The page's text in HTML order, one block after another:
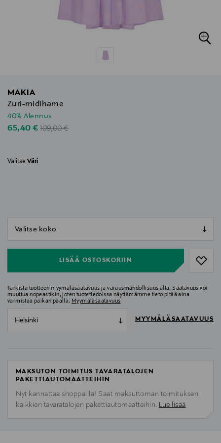
MAKIA
Zuri-midihame
40% Alennus
Discounted Price
65,40 €Original Price
109,00 €
Valitse Väri
LISÄÄ OSTOSKORIIN
Tarkista tuotteen myymäläsaatavuus ja varausmahdollisuus alta. Saatavuus voi
muuttua nopeastikin, joten tuotetiedoissa näyttämämme tieto pitää aina
varmistaa paikan päällä. Myymäläsaatavuus
Helsinki MYYMÄLÄSAATAVUUS
MAKSUTON TOIMITUS TAVARATALOJEN
PAKETTIAUTOMAATTEIHIN
Nyt kannattaa shoppailla! Saat maksuttoman toimituksen
kaikkien tavaratalojen pakettiautomaatteihin. Lue lisää